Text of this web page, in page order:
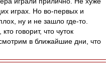
играх. Но во-первых и
ну и не зашло где-то.
говорит, что чуток
в ближайшие дни, что